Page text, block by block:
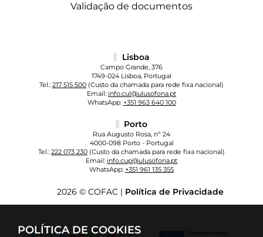
POLÍTICA DE COOKIES
Validação de documentos
Lisboa
Campo Grande, 376
1749-024 Lisboa, Portugal
Tel.: 217 515 500 (Custo da chamada para rede fixa nacional)
Email: info.cul@ulusofona.pt
WhatsApp: +351 963 640 100
Porto
Rua Augusto Rosa, nº 24
4000-098 Porto - Portugal
Tel.: 222 073 230 (Custo da chamada para rede fixa nacional)
Email: info.cup@ulusofona.pt
WhatsApp: +351 961 135 355
2026 © COFAC | Política de Privacidade